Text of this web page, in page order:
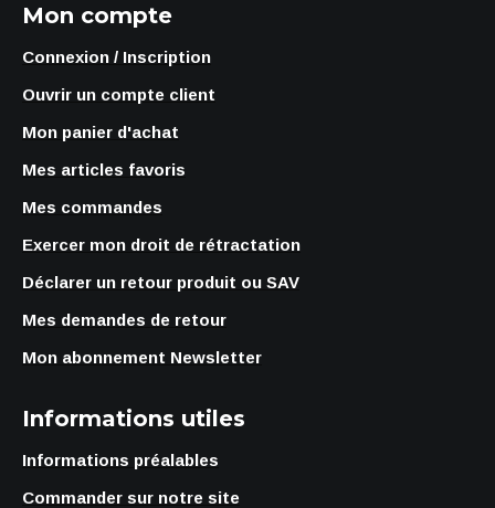
Mon compte
Connexion / Inscription
Ouvrir un compte client
Mon panier d'achat
Mes articles favoris
Mes commandes
Exercer mon droit de rétractation
Déclarer un retour produit ou SAV
Mes demandes de retour
Mon abonnement Newsletter
Informations utiles
Informations préalables
Commander sur notre site